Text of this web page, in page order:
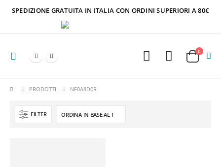
SPEDIZIONE GRATUITA IN ITALIA CON ORDINI SUPERIORI A 80€
0
PRODOTTI NF0A8D0R
FILTER